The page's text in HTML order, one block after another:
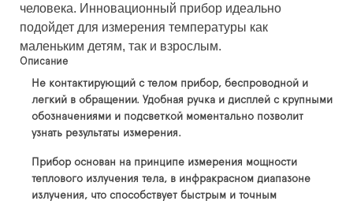
человека. Инновационный прибор идеально
подойдет для измерения температуры как
маленьким детям, так и взрослым.
Описание
Не контактирующий с телом прибор, беспроводной и
легкий в обращении. Удобная ручка и дисплей с крупными
обозначениями и подсветкой моментально позволит
узнать результаты измерения.
Прибор основан на принципе измерения мощности
теплового излучения тела, в инфракрасном диапазоне
излучения, что способствует быстрым и точным